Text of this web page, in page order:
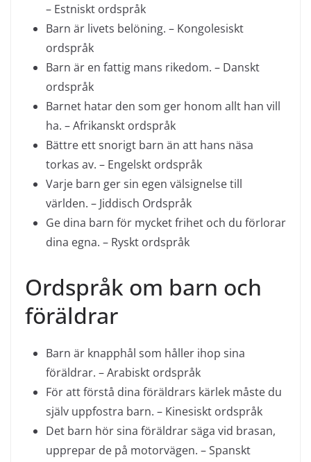
– Estniskt ordspråk
Barn är livets belöning. – Kongolesiskt
ordspråk
Barn är en fattig mans rikedom. – Danskt
ordspråk
Barnet hatar den som ger honom allt han vill
ha. – Afrikanskt ordspråk
Bättre ett snorigt barn än att hans näsa
torkas av. – Engelskt ordspråk
Varje barn ger sin egen välsignelse till
världen. – Jiddisch Ordspråk
Ge dina barn för mycket frihet och du förlorar
dina egna. – Ryskt ordspråk
Ordspråk om barn och
föräldrar
Barn är knapphål som håller ihop sina
föräldrar. – Arabiskt ordspråk
För att förstå dina föräldrars kärlek måste du
själv uppfostra barn. – Kinesiskt ordspråk
Det barn hör sina föräldrar säga vid brasan,
upprepar de på motorvägen. – Spanskt